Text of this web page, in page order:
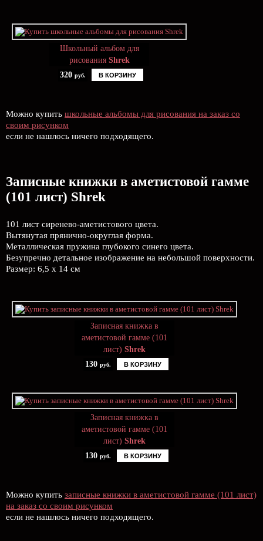
Школьный альбом для
рисования Shrek
320 руб. В КОРЗИНУ
Можно купить школьные альбомы для рисования на заказ со
своим рисунком
если не нашлось ничего подходящего.
Записные книжки в аметистовой гамме
(101 лист) Shrek
101 лист сиренево-аметистового цвета.
Вытянутая прянично-округлая форма.
Металлическая пружина глубокого синего цвета.
Безупречно детальное изображение на небольшой поверхности.
Размер: 6,5 х 14 см
Записная книжка в
аметистовой гамме (101
лист) Shrek
130 руб. В КОРЗИНУ
Записная книжка в
аметистовой гамме (101
лист) Shrek
130 руб. В КОРЗИНУ
Можно купить записные книжки в аметистовой гамме (101 лист)
на заказ со своим рисунком
если не нашлось ничего подходящего.